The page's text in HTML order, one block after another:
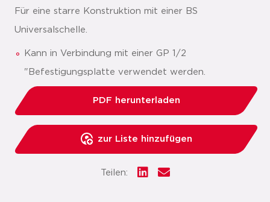
Für eine starre Konstruktion mit einer BS
Universalschelle.
Kann in Verbindung mit einer GP 1/2
"Befestigungsplatte verwendet werden.
PDF herunterladen
zur Liste hinzufügen
Teilen: